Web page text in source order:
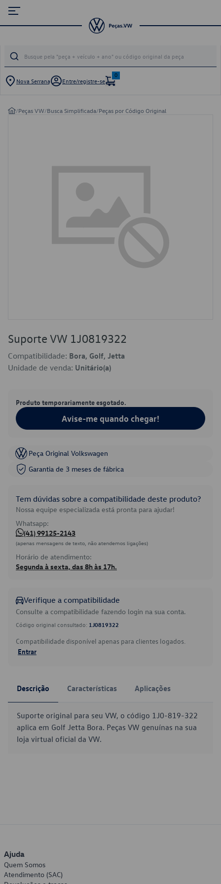
Nova Serrana Entre/registre-se
0
/Peças VW/Busca Simplificada/Peças por Código Original
Suporte VW 1J0819322
Compatibilidade: Bora, Golf, Jetta
Unidade de venda: Unitário(a)
Produto temporariamente esgotado.
Avise-me quando chegar!
Peça Original Volkswagen
Garantia de 3 meses de fábrica
Tem dúvidas sobre a compatibilidade deste produto?
Nossa equipe especializada está pronta para ajudar!
Whatsapp:
(41) 99125-2143
(apenas mensagens de texto, não atendemos ligações)
Horário de atendimento:
Segunda à sexta, das 8h às 17h.
Verifique a compatibilidade
Consulte a compatibilidade fazendo login na sua conta.
Código original consultado: 1J0819322
Compatibilidade disponível apenas para clientes logados.
Entrar
Descrição Características Aplicações
Suporte original para seu VW, o código 1J0-819-322
aplica em Golf Jetta Bora. Peças VW genuínas na sua
loja virtual oficial da VW.
Ajuda
Quem Somos
Atendimento (SAC)